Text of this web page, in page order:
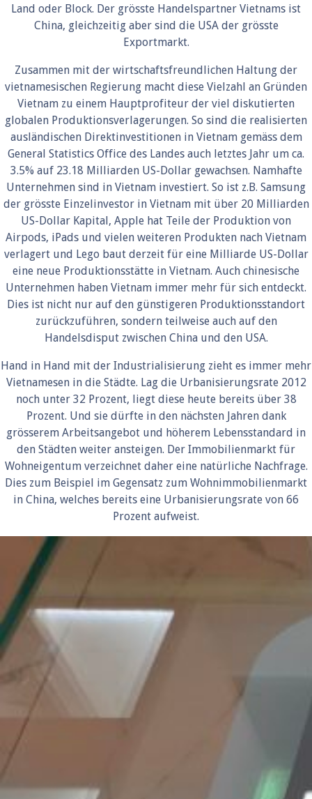
Land oder Block. Der grösste Handelspartner Vietnams ist
China, gleichzeitig aber sind die USA der grösste
Exportmarkt.
Zusammen mit der wirtschaftsfreundlichen Haltung der
vietnamesischen Regierung macht diese Vielzahl an Gründen
Vietnam zu einem Hauptprofiteur der viel diskutierten
globalen Produktionsverlagerungen. So sind die realisierten
ausländischen Direktinvestitionen in Vietnam gemäss dem
General Statistics Office des Landes auch letztes Jahr um ca.
3.5% auf 23.18 Milliarden US-Dollar gewachsen. Namhafte
Unternehmen sind in Vietnam investiert. So ist z.B. Samsung
der grösste Einzelinvestor in Vietnam mit über 20 Milliarden
US-Dollar Kapital, Apple hat Teile der Produktion von
Airpods, iPads und vielen weiteren Produkten nach Vietnam
verlagert und Lego baut derzeit für eine Milliarde US-Dollar
eine neue Produktionsstätte in Vietnam. Auch chinesische
Unternehmen haben Vietnam immer mehr für sich entdeckt.
Dies ist nicht nur auf den günstigeren Produktionsstandort
zurückzuführen, sondern teilweise auch auf den
Handelsdisput zwischen China und den USA.
Hand in Hand mit der Industrialisierung zieht es immer mehr
Vietnamesen in die Städte. Lag die Urbanisierungsrate 2012
noch unter 32 Prozent, liegt diese heute bereits über 38
Prozent. Und sie dürfte in den nächsten Jahren dank
grösserem Arbeitsangebot und höherem Lebensstandard in
den Städten weiter ansteigen. Der Immobilienmarkt für
Wohneigentum verzeichnet daher eine natürliche Nachfrage.
Dies zum Beispiel im Gegensatz zum Wohnimmobilienmarkt
in China, welches bereits eine Urbanisierungsrate von 66
Prozent aufweist.